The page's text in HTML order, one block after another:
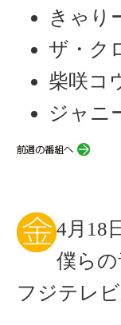
きゃり
ザ・ク
柴咲コ
ジャニ
4月18
僕ら
フジテレ